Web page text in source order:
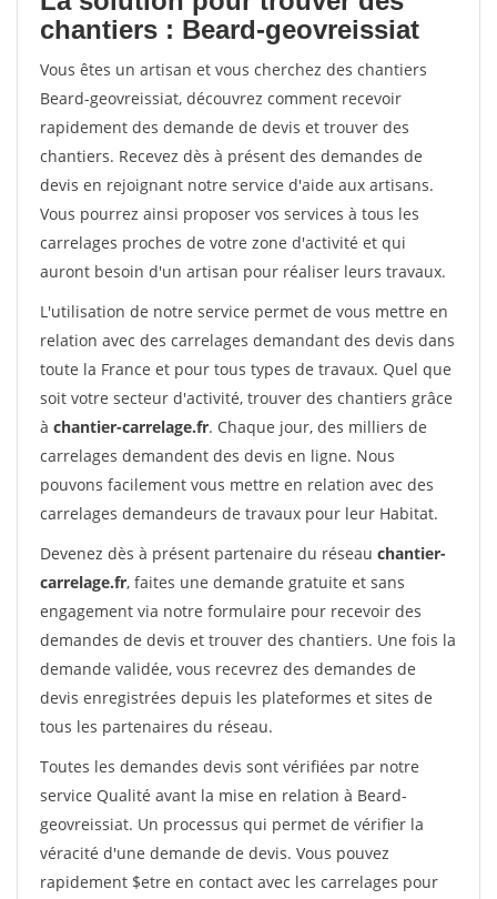
chantiers : Beard-geovreissiat
Vous êtes un artisan et vous cherchez des chantiers
Beard-geovreissiat, découvrez comment recevoir
rapidement des demande de devis et trouver des
chantiers. Recevez dès à présent des demandes de
devis en rejoignant notre service d'aide aux artisans.
Vous pourrez ainsi proposer vos services à tous les
carrelages proches de votre zone d'activité et qui
auront besoin d'un artisan pour réaliser leurs travaux.
L'utilisation de notre service permet de vous mettre en
relation avec des carrelages demandant des devis dans
toute la France et pour tous types de travaux. Quel que
soit votre secteur d'activité, trouver des chantiers grâce
à chantier-carrelage.fr. Chaque jour, des milliers de
carrelages demandent des devis en ligne. Nous
pouvons facilement vous mettre en relation avec des
carrelages demandeurs de travaux pour leur Habitat.
Devenez dès à présent partenaire du réseau chantier-
carrelage.fr, faites une demande gratuite et sans
engagement via notre formulaire pour recevoir des
demandes de devis et trouver des chantiers. Une fois la
demande validée, vous recevrez des demandes de
devis enregistrées depuis les plateformes et sites de
tous les partenaires du réseau.
Toutes les demandes devis sont vérifiées par notre
service Qualité avant la mise en relation à Beard-
geovreissiat. Un processus qui permet de vérifier la
véracité d'une demande de devis. Vous pouvez
rapidement $etre en contact avec les carrelages pour